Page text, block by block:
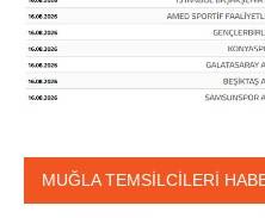
MUĞLA TEMSİLCİLERİ